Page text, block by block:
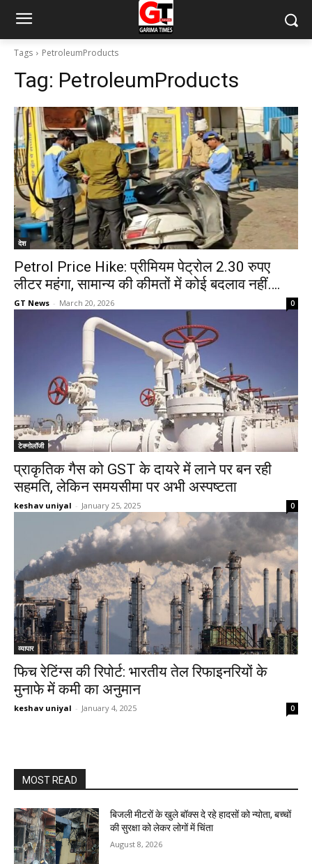
Tags PetroleumProducts
Tag: PetroleumProducts
देश
Petrol Price Hike: प्रीमियम पेट्रोल 2.30 रुपए
लीटर महंगा, सामान्य की कीमतों में कोई बदलाव नहीं….
GT News - March 20, 2026 0
टेक्नोलॉजी
प्राकृतिक गैस को GST के दायरे में लाने पर बन रही
सहमति, लेकिन समयसीमा पर अभी अस्पष्टता
keshav uniyal - January 25, 2025 0
व्यापार
फिच रेटिंग्स की रिपोर्ट: भारतीय तेल रिफाइनरियों के
मुनाफे में कमी का अनुमान
keshav uniyal - January 4, 2025 0
MOST READ
बिजली मीटरों के खुले बॉक्स दे रहे हादसों को न्योता, बच्चों
की सुरक्षा को लेकर लोगों में चिंता
August 8, 2026